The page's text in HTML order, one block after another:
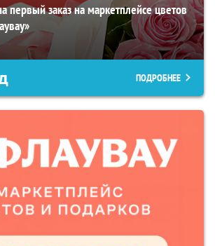
первый заказ на маркетплейсе цветов
ПОДРОБНЕЕ